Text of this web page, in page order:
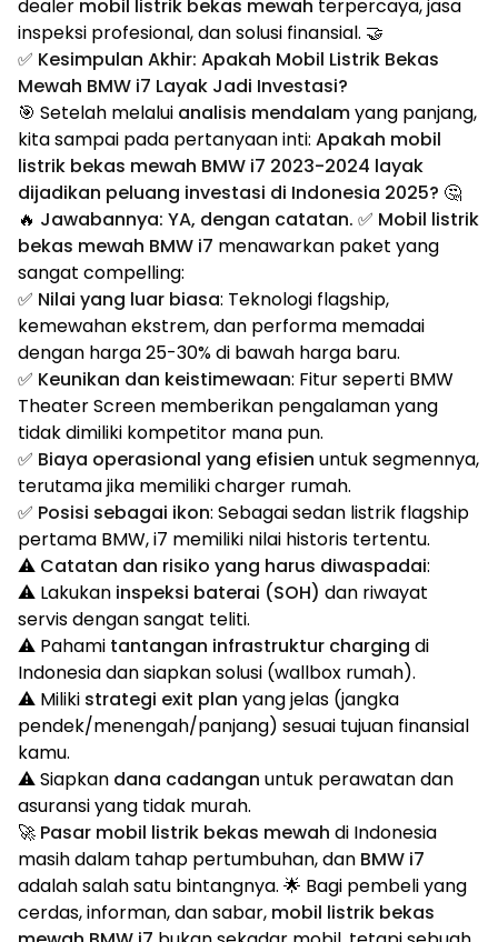
dealer mobil listrik bekas mewah terpercaya, jasa
inspeksi profesional, dan solusi finansial. 🤝
✅ Kesimpulan Akhir: Apakah Mobil Listrik Bekas
Mewah BMW i7 Layak Jadi Investasi?
🎯 Setelah melalui analisis mendalamyang panjang,
kita sampai pada pertanyaan inti: Apakah mobil
listrik bekas mewah BMW i7 2023-2024 layak
dijadikan peluang investasi di Indonesia 2025? 🤔
🔥 Jawabannya: YA, dengan catatan. ✅ Mobil listrik
bekas mewah BMW i7 menawarkan paket yang
sangat compelling:
✅ Nilai yang luar biasa: Teknologi flagship,
kemewahan ekstrem, dan performa memadai
dengan harga 25-30% di bawah harga baru.
✅ Keunikan dan keistimewaan: Fitur seperti BMW
Theater Screen memberikan pengalaman yang
tidak dimiliki kompetitor mana pun.
✅ Biaya operasional yang efisien untuk segmennya,
terutama jika memiliki charger rumah.
✅ Posisi sebagai ikon: Sebagai sedan listrik flagship
pertama BMW, i7 memiliki nilai historis tertentu.
⚠️ Catatan dan risiko yang harus diwaspadai:
⚠️ Lakukan inspeksi baterai (SOH) dan riwayat
servis dengan sangat teliti.
⚠️ Pahami tantangan infrastruktur charging di
Indonesia dan siapkan solusi (wallbox rumah).
⚠️ Miliki strategi exit plan yang jelas (jangka
pendek/menengah/panjang) sesuai tujuan finansial
kamu.
⚠️ Siapkan dana cadangan untuk perawatan dan
asuransi yang tidak murah.
🚀 Pasar mobil listrik bekas mewah di Indonesia
masih dalam tahap pertumbuhan, dan BMW i7
adalah salah satu bintangnya. 🌟 Bagi pembeli yang
cerdas, informan, dan sabar, mobil listrik bekas